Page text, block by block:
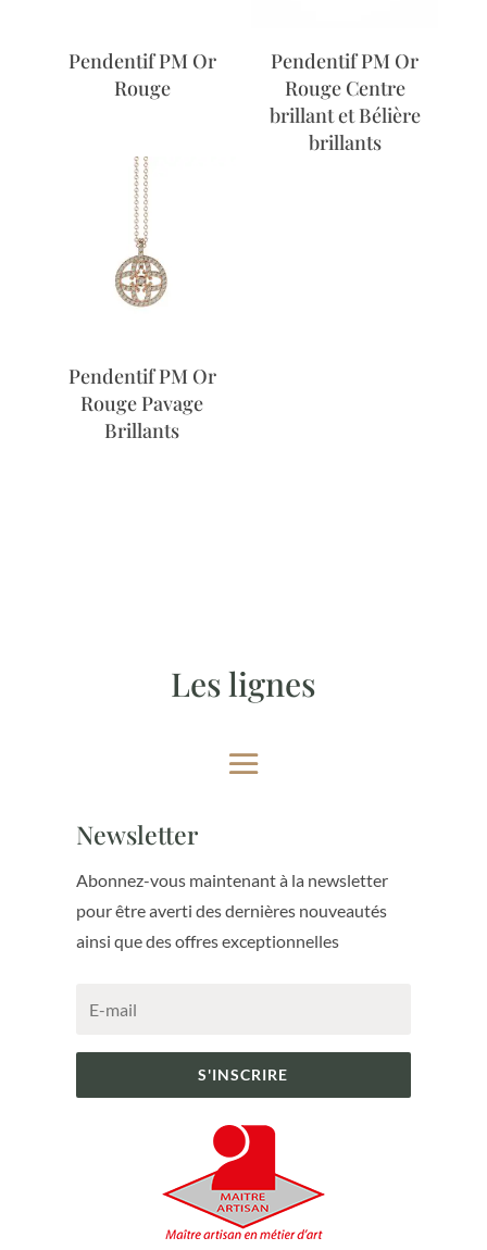
Pendentif PM Or
Rouge
Pendentif PM Or
Rouge Centre
brillant et Bélière
brillants
Pendentif PM Or
Rouge Pavage
Brillants
Les lignes
Newsletter
Abonnez-vous maintenant à la newsletter
pour être averti des dernières nouveautés
ainsi que des offres exceptionnelles
S'INSCRIRE